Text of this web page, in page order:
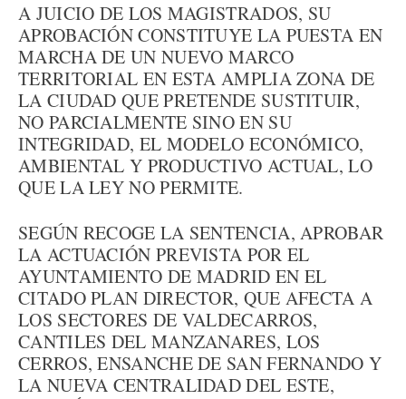
A JUICIO DE LOS MAGISTRADOS, SU
APROBACIÓN CONSTITUYE LA PUESTA EN
MARCHA DE UN NUEVO MARCO
TERRITORIAL EN ESTA AMPLIA ZONA DE
LA CIUDAD QUE PRETENDE SUSTITUIR,
NO PARCIALMENTE SINO EN SU
INTEGRIDAD, EL MODELO ECONÓMICO,
AMBIENTAL Y PRODUCTIVO ACTUAL, LO
QUE LA LEY NO PERMITE.
SEGÚN RECOGE LA SENTENCIA, APROBAR
LA ACTUACIÓN PREVISTA POR EL
AYUNTAMIENTO DE MADRID EN EL
CITADO PLAN DIRECTOR, QUE AFECTA A
LOS SECTORES DE VALDECARROS,
CANTILES DEL MANZANARES, LOS
CERROS, ENSANCHE DE SAN FERNANDO Y
LA NUEVA CENTRALIDAD DEL ESTE,